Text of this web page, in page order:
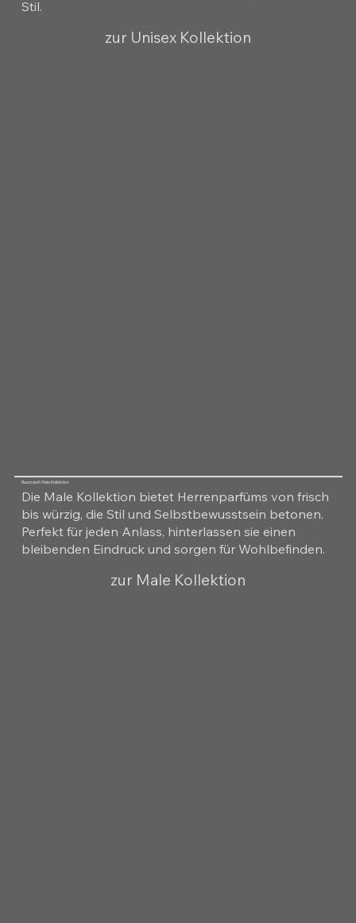
Stil.
zur Unisex Kollektion
Raumduft Male Kollektion
Die Male Kollektion bietet Herrenparfüms von frisch
bis würzig, die Stil und Selbstbewusstsein betonen.
Perfekt für jeden Anlass, hinterlassen sie einen
bleibenden Eindruck und sorgen für Wohlbefinden.
zur Male Kollektion